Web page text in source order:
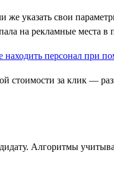
указать свои
на рекламные места в
за клик —
Алгоритмы